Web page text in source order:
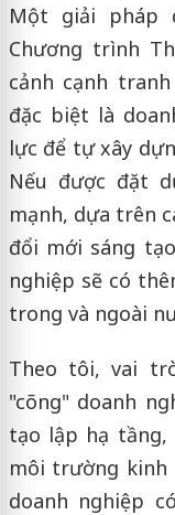
Một giải pháp
Chương trình
cảnh cạnh
đặc biệt là
lực để tự xây
Nếu được đặt
mạnh, dựa trên
đổi mới sáng
nghiệp sẽ có
trong và ngoài
Theo tôi, vai
"cõng" doanh
tạo lập hạ tầng,
môi trường kinh
doanh nghiệp